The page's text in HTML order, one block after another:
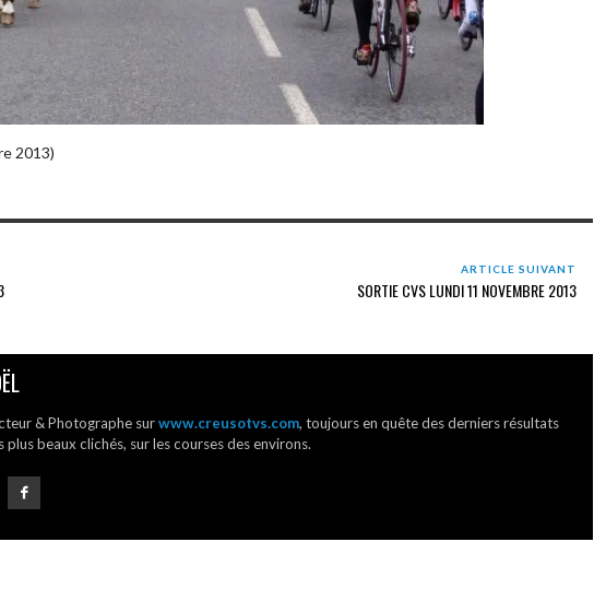
2013)
ARTICLE SUIVANT
SORTIE CVS LUNDI 11 NOVEMBRE 2013
& Photographe surwww.creusotvs.com, toujours en quête des derniers résultats
plus beaux clichés, sur les courses des environs.